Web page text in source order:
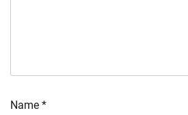
Name *